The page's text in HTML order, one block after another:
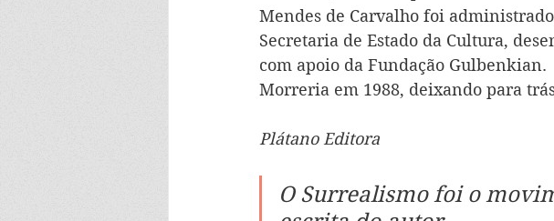
Mendes de Carvalho foi
Secretaria de Estado da Cultura,
com apoio da Fundação Gulbenkian.
Morreria em 1988, deixando para
Plátano Editora
O Surrealismo foi o